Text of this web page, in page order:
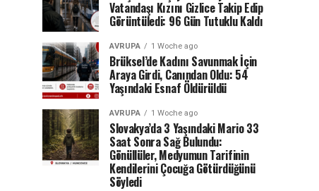
Vatandaşı Kızını Gizlice Takip Edip
Görüntüledi: 96 Gün Tutuklu Kaldı
AVRUPA 1 Woche ago
Brüksel’de Kadını Savunmak İçin
Araya Girdi, Canından Oldu: 54
Yaşındaki Esnaf Öldürüldü
AVRUPA 1 Woche ago
Slovakya’da 3 Yaşındaki Mario 33
Saat Sonra Sağ Bulundu:
Gönüllüler, Medyumun Tarifinin
Kendilerini Çocuğa Götürdüğünü
Söyledi